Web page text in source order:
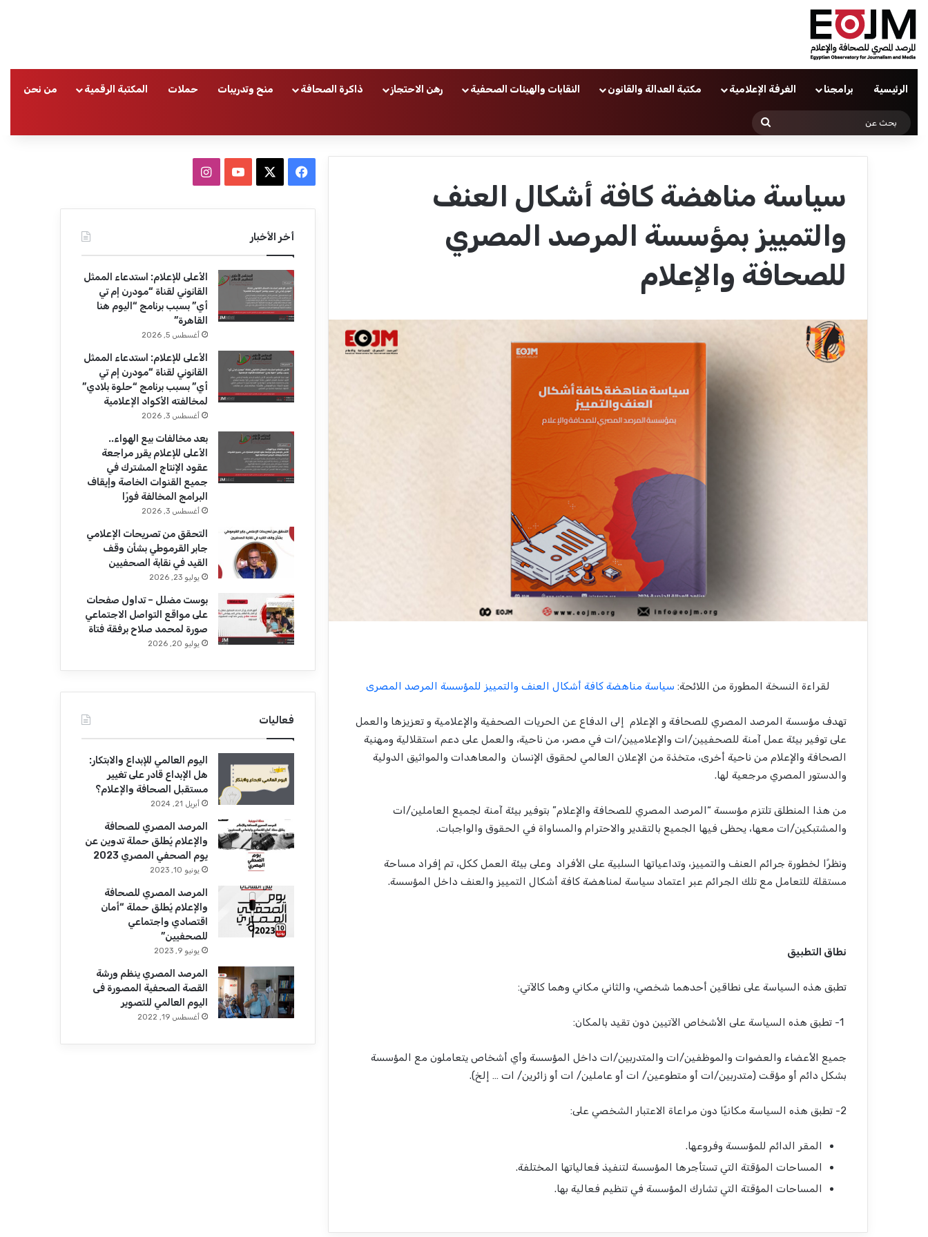
الرئيسية برامجنا الغرفة الإعلامية مكتبة العدالة والقانون النقابات والهيئات الصحفية رهن الاحتجاز ذاكرة الصحافة منح وتدريبات حملات المكتبة الرقمية من نحن
سياسة مناهضة كافة أشكال العنف
والتمييز بمؤسسة المرصد المصري
للصحافة والإعلام
لقراءة النسخة المطورة من اللائحة: سياسة مناهضة كافة أشكال العنف والتمييز للمؤسسة المرصد المصرى
تهدف مؤسسة المرصد المصري للصحافة و الإعلام إلى الدفاع عن الحريات الصحفية والإعلامية و تعزيزها والعمل
على توفير بيئة عمل آمنة للصحفيين/ات والإعلاميين/ات في مصر، من ناحية، والعمل على دعم استقلالية ومهنية
الصحافة والإعلام من ناحية أخرى، متخذة من الإعلان العالمي لحقوق الإنسان والمعاهدات والمواثيق الدولية
والدستور المصري مرجعية لها.
من هذا المنطلق تلتزم مؤسسة “المرصد المصري للصحافة والإعلام” بتوفير بيئة آمنة لجميع العاملين/ات
والمشتبكين/ات معها، يحظى فيها الجميع بالتقدير والاحترام والمساواة في الحقوق والواجبات.
ونظرًا لخطورة جرائم العنف والتمييز، وتداعياتها السلبية على الأفراد وعلى بيئة العمل ككل، تم إفراد مساحة
مستقلة للتعامل مع تلك الجرائم عبر اعتماد سياسة لمناهضة كافة أشكال التمييز والعنف داخل المؤسسة.
نطاق التطبيق
تطبق هذه السياسة على نطاقين أحدهما شخصي، والثاني مكاني وهما كالآتي:
جميع الأعضاء والعضوات والموظفين/ات والمتدربين/ات داخل المؤسسة وأي أشخاص يتعاملون مع المؤسسة
بشكل دائم أو مؤقت (متدربين/ات أو متطوعين/ ات أو عاملين/ ات أو زائرين/ ات … إلخ).
2- تطبق هذه السياسة مكانيًا دون مراعاة الاعتبار الشخصي على:
المقر الدائم للمؤسسة وفروعها.
المساحات المؤقتة التي تستأجرها المؤسسة لتنفيذ فعالياتها المختلفة.
المساحات المؤقتة التي تشارك المؤسسة في تنظيم فعالية بها.
ب
و
ك
u
T
u
e
ا
ت
ق
ر
ا
م
أخر الأخبار
الأعلى للإعلام: استدعاء الممثل
القانوني لقناة “مودرن إم تي
أي” بسبب برنامج “اليوم هنا
القاهرة”
أغسطس 5, 2026
الأعلى للإعلام: استدعاء الممثل
القانوني لقناة “مودرن إم تي
أي” بسبب برنامج “حلوة بلادي”
لمخالفته الأكواد الإعلامية
أغسطس 3, 2026
بعد مخالفات بيع الهواء..
الأعلى للإعلام يقرر مراجعة
عقود الإنتاج المشترك في
جميع القنوات الخاصة وإيقاف
البرامج المخالفة فورًا
أغسطس 3, 2026
التحقق من تصريحات الإعلامي
جابر القرموطي بشأن وقف
القيد في نقابة الصحفيين
يوليو 23, 2026
بوست مضلل – تداول صفحات
على مواقع التواصل الاجتماعي
صورة لمحمد صلاح برفقة فتاة
يوليو 20, 2026
فعاليات
اليوم العالمي للإبداع والابتكار:
هل الإبداع قادر على تغيير
مستقبل الصحافة والإعلام؟
أبريل 21, 2024
المرصد المصري للصحافة
والإعلام يُطلق حملة تدوين عن
يوم الصحفي المصري 2023
يونيو 10, 2023
المرصد المصري للصحافة
والإعلام يُطلق حملة “أمان
اقتصادي واجتماعي
للصحفيين”
يونيو 9, 2023
المرصد المصري ينظم ورشة
القصة الصحفية المصورة فى
اليوم العالمي للتصوير
أغسطس 19, 2022